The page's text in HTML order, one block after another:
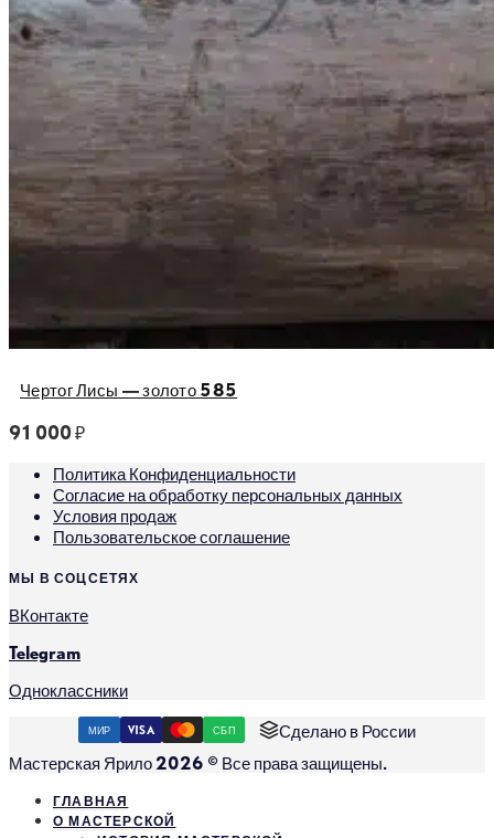
Чертог Лисы — золото 585
91 000₽
Политика Конфиденциальности
Согласие на обработку персональных данных
Условия продаж
Пользовательское соглашение
МЫ В СОЦСЕТЯХ
ВКонтакте
Telegram
Одноклассники
МИР VISA СБП
Сделано в России
Мастерская Ярило 2026 © Все права защищены.
ГЛАВНАЯ
О МАСТЕРСКОЙ